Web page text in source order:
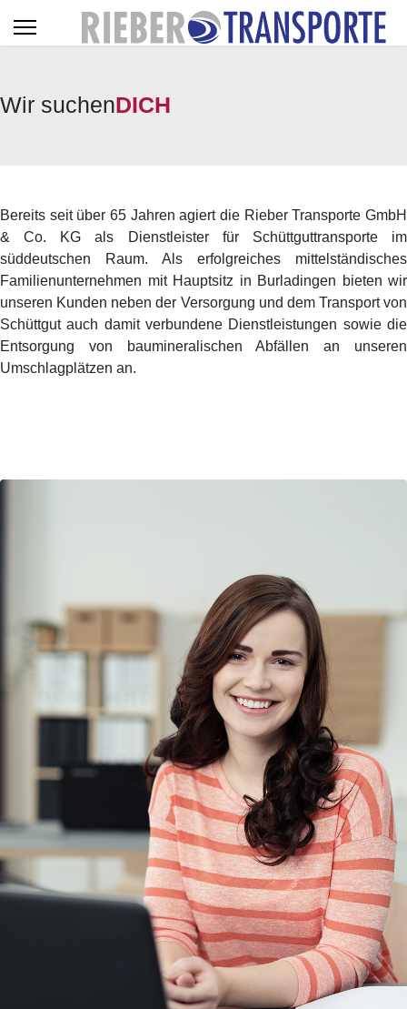
Wir suchenDICH
Bereits seit über 65 Jahren agiert die Rieber Transporte GmbH
& Co. KG als Dienstleister für Schüttguttransporte im
süddeutschen Raum. Als erfolgreiches mittelständisches
Familienunternehmen mit Hauptsitz in Burladingen bieten wir
unseren Kunden neben der Versorgung und dem Transport von
Schüttgut auch damit verbundene Dienstleistungen sowie die
Entsorgung von baumineralischen Abfällen an unseren
Umschlagplätzen an.